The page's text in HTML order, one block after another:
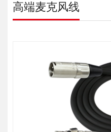
高端麦克风线